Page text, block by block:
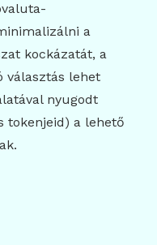
a
kockázatát, a
választás lehet
nyugodt
tokenjeid) a lehető